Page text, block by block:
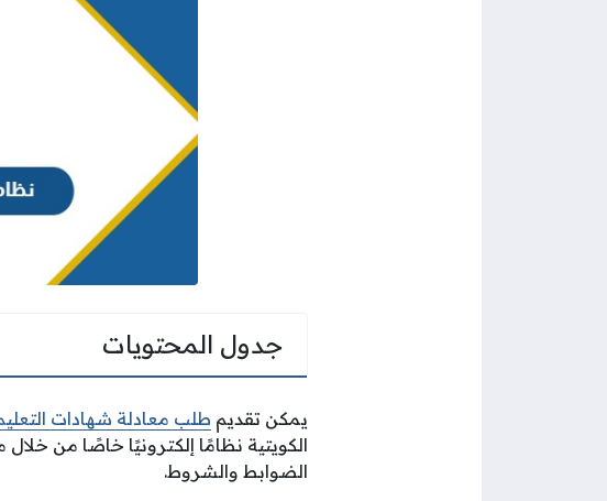
جدول المحتويات
يمكن تقديم طلب معادلة شهادات
الكويتية نظامًا إلكترونيًا خاصًا من
الضوابط والشروط.